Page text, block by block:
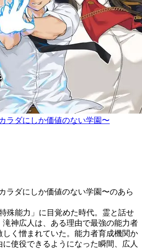
ラダにしか価値のない学園〜
ラダにしか価値のない学園〜のあら
殊能力」に目覚めた時代。霊と話せ
滝神広人は、ある理由で最強の能力者
しく憎まれていた。能力者育成機関か
に使役できるようになった瞬間、広人